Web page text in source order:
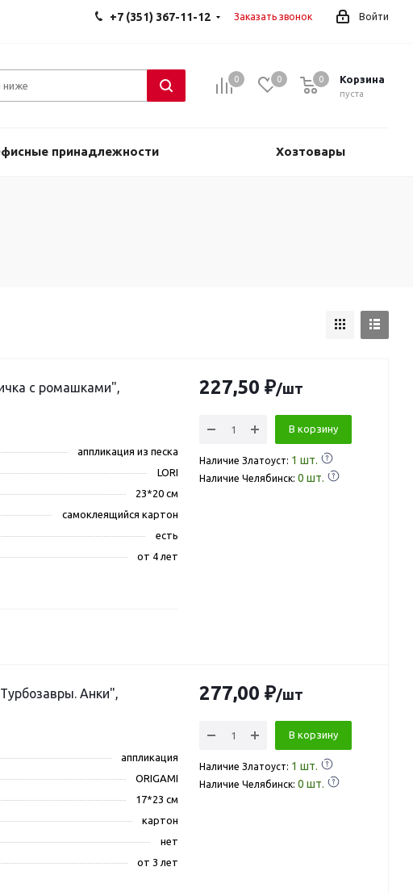
Войти
+7 (351) 367-11-12 Заказать звонок
0 0 Корзина
0
пуста
0
принадлежности Хозтовары
с ромашками",
аппликация из песка
LORI
23*20 см
самоклеящийся картон
есть
от 4 лет
227,50 ₽/шт
В корзину
Наличие Златоуст: 1 шт.
Наличие Челябинск: 0 шт.
Анки",
аппликация
ORIGAMI
17*23 см
картон
нет
от 3 лет
277,00 ₽/шт
В корзину
Наличие Златоуст: 1 шт.
Наличие Челябинск: 0 шт.